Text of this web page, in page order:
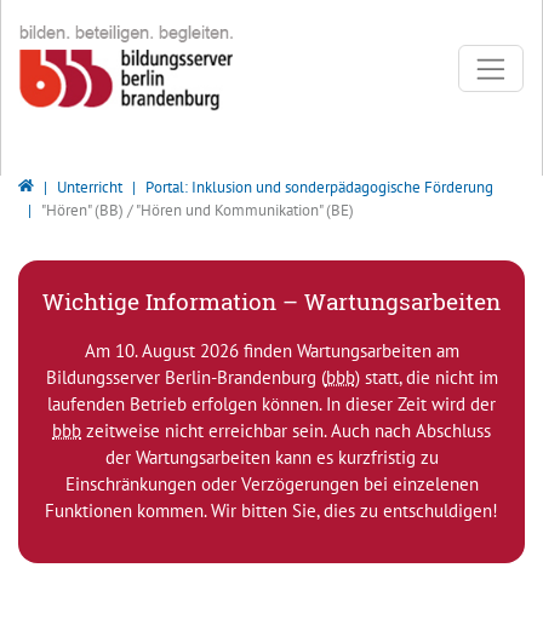
Bildungsserver Berlin - Brandenburg
Unterricht
Portal: Inklusion und sonderpädagogische Förderung
"Hören" (BB) / "Hören und Kommunikation" (BE)
Wichtige Information – Wartungsarbeiten
Am 10. August 2026 finden Wartungsarbeiten am
Bildungsserver Berlin-Brandenburg (bbb) statt, die nicht im
laufenden Betrieb erfolgen können. In dieser Zeit wird der
bbb zeitweise nicht erreichbar sein. Auch nach Abschluss
der Wartungsarbeiten kann es kurzfristig zu
Einschränkungen oder Verzögerungen bei einzelenen
Funktionen kommen. Wir bitten Sie, dies zu entschuldigen!